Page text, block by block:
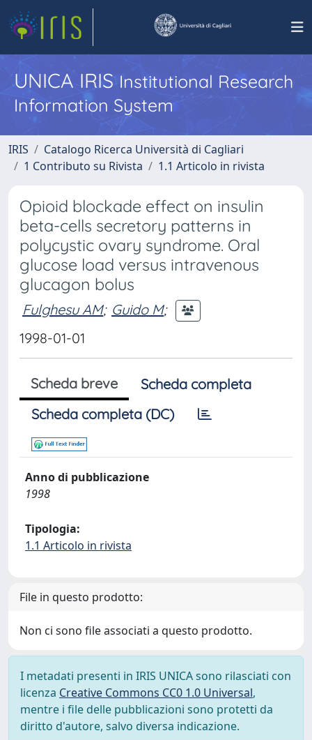
UNICA IRISInstitutional Research
Information System
IRIS
Catalogo Ricerca Università di Cagliari
1 Contributo su Rivista
1.1 Articolo in rivista
Opioid blockade effect on insulin
beta-cells secretory patterns in
polycystic ovary syndrome. Oral
glucose load versus intravenous
glucagon bolus
Fulghesu AM; Guido M;
1998-01-01
Scheda breve
Scheda completa
Scheda completa (DC)
Anno di pubblicazione
1998
Tipologia:
1.1 Articolo in rivista
File in questo prodotto:
Non ci sono file associati a questo prodotto.
I metadati presenti in IRIS UNICA sono rilasciati con
licenza Creative Commons CC0 1.0 Universal,
mentre i file delle pubblicazioni sono protetti da
diritto d'autore, salvo diversa indicazione.